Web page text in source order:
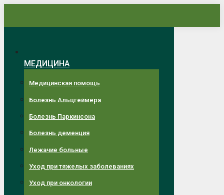
МЕДИЦИНА
Медицинская помощь
Болезнь Альцгеймера
Болезнь Паркинсона
Болезнь деменция
Лежачие больные
Уход при тяжелых заболеваниях
Уход при онкологии